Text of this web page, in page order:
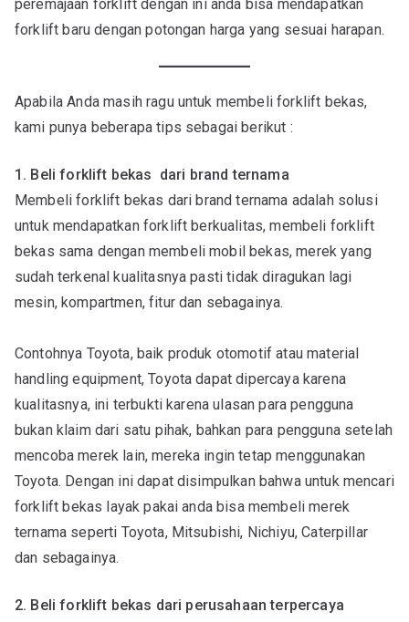
peremajaan forklift dengan ini anda bisa mendapatkan
forklift baru dengan potongan harga yang sesuai harapan.
Apabila Anda masih ragu untuk membeli forklift bekas,
kami punya beberapa tips sebagai berikut :
1. Beli forklift bekas dari brand ternama
Membeli forklift bekas dari brand ternama adalah solusi
untuk mendapatkan forklift berkualitas, membeli forklift
bekas sama dengan membeli mobil bekas, merek yang
sudah terkenal kualitasnya pasti tidak diragukan lagi
mesin, kompartmen, fitur dan sebagainya.
Contohnya Toyota, baik produk otomotif atau material
handling equipment, Toyota dapat dipercaya karena
kualitasnya, ini terbukti karena ulasan para pengguna
bukan klaim dari satu pihak, bahkan para pengguna setelah
mencoba merek lain, mereka ingin tetap menggunakan
Toyota. Dengan ini dapat disimpulkan bahwa untuk mencari
forklift bekas layak pakai anda bisa membeli merek
ternama seperti Toyota, Mitsubishi, Nichiyu, Caterpillar
dan sebagainya.
2. Beli forklift bekas dari perusahaan terpercaya